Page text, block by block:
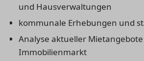
und Hausverwaltungen
kommunale Erhebungen und
Analyse aktueller
Immobilienmarkt